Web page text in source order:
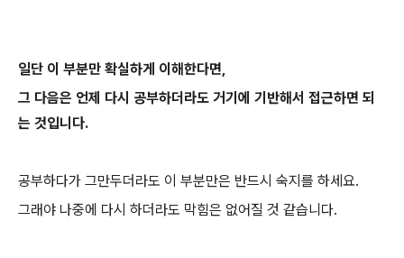
일단 이 부분만 확실하게 이해한다면,
그 다음은 언제 다시 공부하더라도 거기에 기반해서 접근하면 되
는 것입니다.
공부하다가 그만두더라도 이 부분만은 반드시 숙지를 하세요.
그래야 나중에 다시 하더라도 막힘은 없어질 것 같습니다.